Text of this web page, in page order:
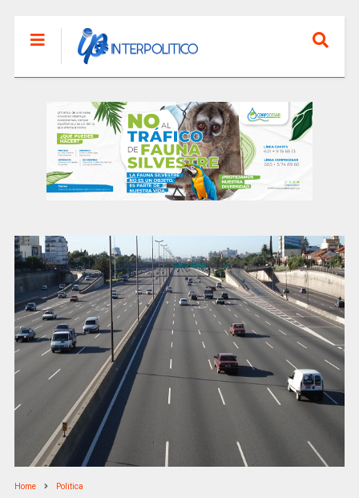
Home Politica